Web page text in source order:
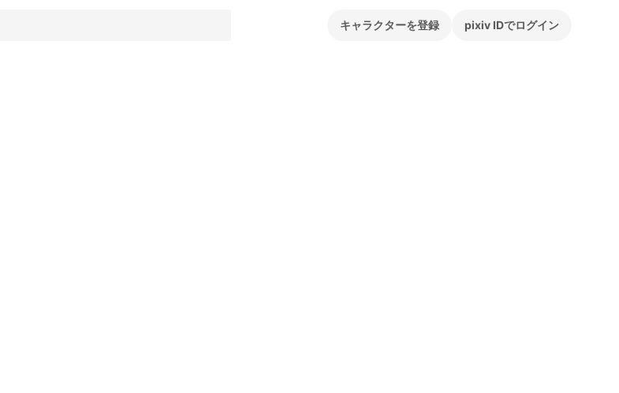
キャラクターを登録 pixiv IDでログイン